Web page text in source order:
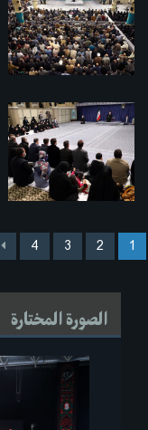
1
2
3
4
الصورة المختارة